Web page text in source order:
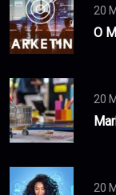
20
O
20
20